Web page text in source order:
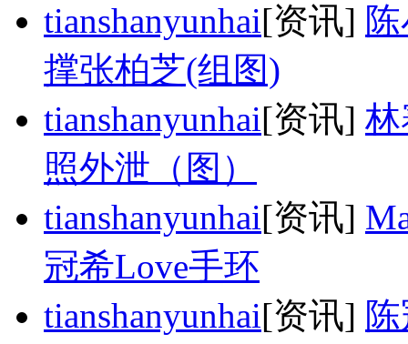
tianshanyunhai[资讯]
撑张柏芝(组图)
tianshanyunhai[资讯] 林
照外泄（图）
tianshanyunhai[资讯]
冠希Love手环
tianshanyunhai[资讯]